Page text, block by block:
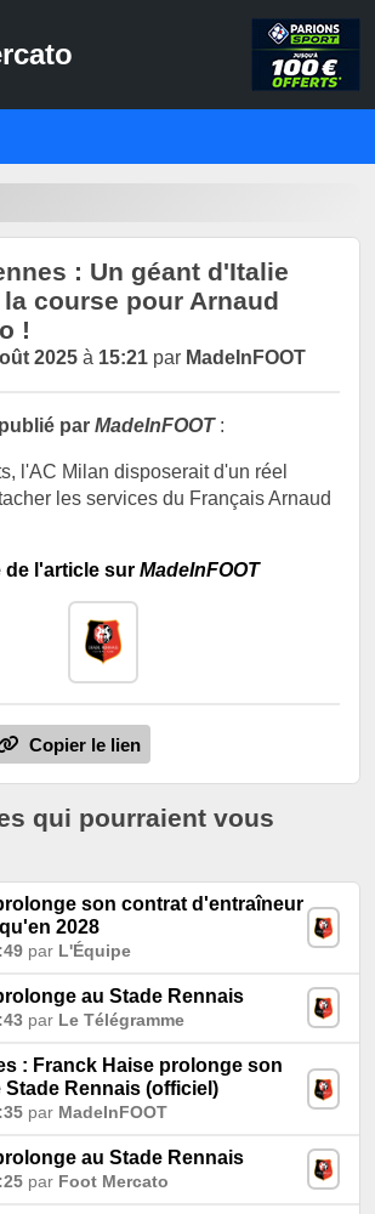
: Un géant d'Italie
course pour Arnaud
!
2025 à 15:21 par MadeInFOOT
par MadeInFOOT:
l'AC Milan disposerait d'un réel
les services du Français Arnaud
de l'article sur MadeInFOOT
Copier le lien
qui pourraient vous
son contrat d'entraîneur
2028
par L'Équipe
au Stade Rennais
par Le Télégramme
: Franck Haise prolonge son
Rennais (officiel)
par MadeInFOOT
au Stade Rennais
par Foot Mercato